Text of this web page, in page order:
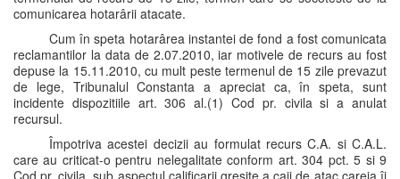
comunicarea hotarârii atacate.
Cum în speta hotarârea instantei de fond a fost comunicata
reclamantilor la data de 2.07.2010, iar motivele de recurs au fost
depuse la 15.11.2010, cu mult peste termenul de 15 zile prevazut
de lege, Tribunalul Constanta a apreciat ca, în speta, sunt
incidente dispozitiile art. 306 al.(1) Cod pr. civila si a anulat
recursul.
Împotriva acestei decizii au formulat recurs C.A. si C.A.L.
care au criticat-o pentru nelegalitate conform art. 304 pct. 5 si 9
Cod pr. civila, sub aspectul calificarii gresite a caii de atac careia îi